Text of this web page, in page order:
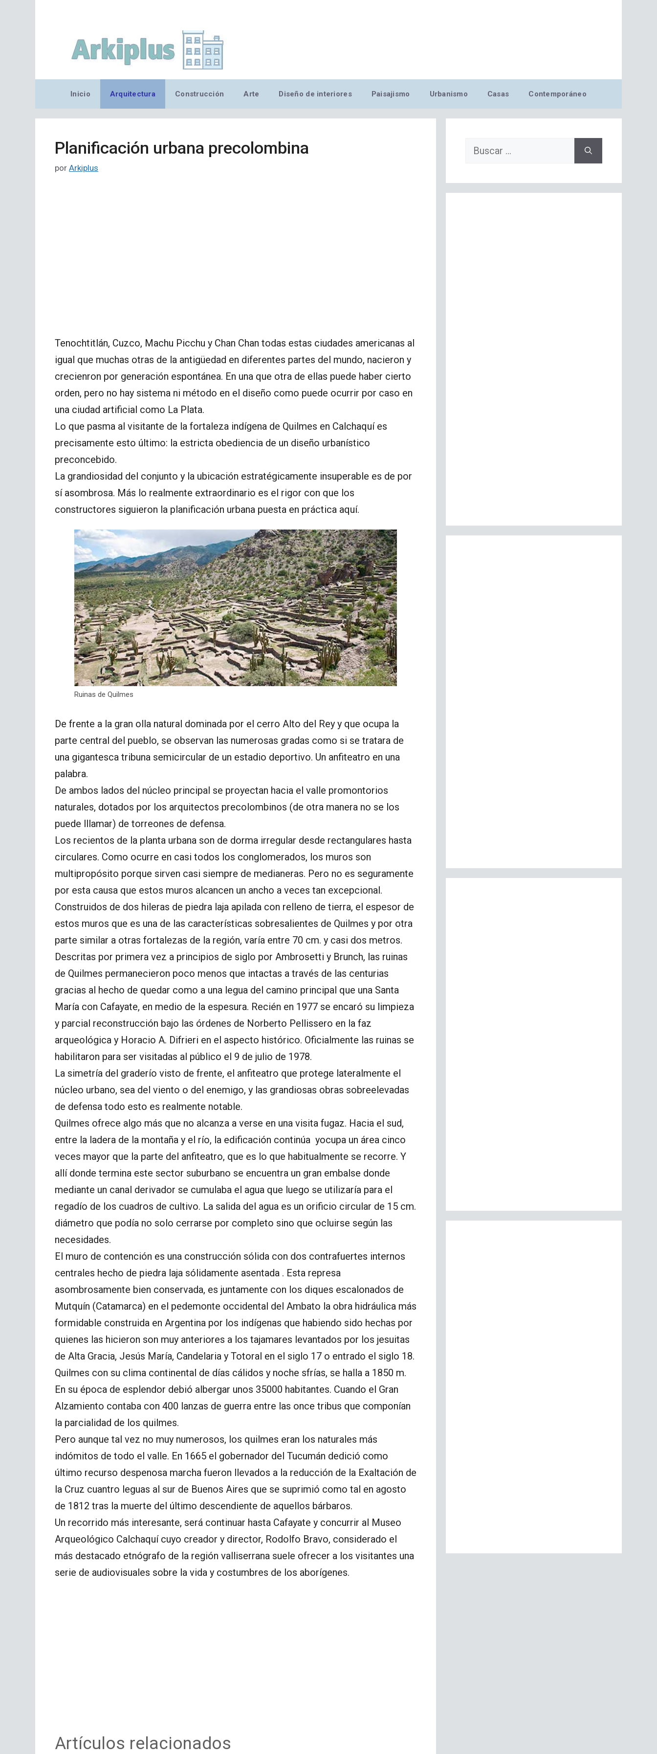
Inicio Arquitectura Construcción Arte Diseño de interiores Paisajismo Urbanismo Casas Contemporáneo
Planificación urbana precolombina
por Arkiplus
Tenochtitlán, Cuzco, Machu Picchu y Chan Chan todas estas ciudades americanas al
igual que muchas otras de la antigüedad en diferentes partes del mundo, nacieron y
crecienron por generación espontánea. En una que otra de ellas puede haber cierto
orden, pero no hay sistema ni método en el diseño como puede ocurrir por caso en
una ciudad artificial como La Plata.
Lo que pasma al visitante de la fortaleza indígena de Quilmes en Calchaquí es
precisamente esto último: la estricta obediencia de un diseño urbanístico
preconcebido.
La grandiosidad del conjunto y la ubicación estratégicamente insuperable es de por
sí asombrosa. Más lo realmente extraordinario es el rigor con que los
constructores siguieron la planificación urbana puesta en práctica aquí.
Ruinas de Quilmes
De frente a la gran olla natural dominada por el cerro Alto del Rey y que ocupa la
parte central del pueblo, se observan las numerosas gradas como si se tratara de
una gigantesca tribuna semicircular de un estadio deportivo. Un anfiteatro en una
palabra.
De ambos lados del núcleo principal se proyectan hacia el valle promontorios
naturales, dotados por los arquitectos precolombinos (de otra manera no se los
puede lllamar) de torreones de defensa.
Los recientos de la planta urbana son de dorma irregular desde rectangulares hasta
circulares. Como ocurre en casi todos los conglomerados, los muros son
multipropósito porque sirven casi siempre de medianeras. Pero no es seguramente
por esta causa que estos muros alcancen un ancho a veces tan excepcional.
Construidos de dos hileras de piedra laja apilada con relleno de tierra, el espesor de
estos muros que es una de las características sobresalientes de Quilmes y por otra
parte similar a otras fortalezas de la región, varía entre 70 cm. y casi dos metros.
Descritas por primera vez a principios de siglo por Ambrosetti y Brunch, las ruinas
de Quilmes permanecieron poco menos que intactas a través de las centurias
gracias al hecho de quedar como a una legua del camino principal que una Santa
María con Cafayate, en medio de la espesura. Recién en 1977 se encaró su limpieza
y parcial reconstrucción bajo las órdenes de Norberto Pellissero en la faz
arqueológica y Horacio A. Difrieri en el aspecto histórico. Oficialmente las ruinas se
habilitaron para ser visitadas al público el 9 de julio de 1978.
La simetría del graderío visto de frente, el anfiteatro que protege lateralmente el
núcleo urbano, sea del viento o del enemigo, y las grandiosas obras sobreelevadas
de defensa todo esto es realmente notable.
Quilmes ofrece algo más que no alcanza a verse en una visita fugaz. Hacia el sud,
entre la ladera de la montaña y el río, la edificación continúa yocupa un área cinco
veces mayor que la parte del anfiteatro, que es lo que habitualmente se recorre. Y
allí donde termina este sector suburbano se encuentra un gran embalse donde
mediante un canal derivador se cumulaba el agua que luego se utilizaría para el
regadío de los cuadros de cultivo. La salida del agua es un orificio circular de 15 cm.
diámetro que podía no solo cerrarse por completo sino que ocluirse según las
necesidades.
El muro de contención es una construcción sólida con dos contrafuertes internos
centrales hecho de piedra laja sólidamente asentada . Esta represa
asombrosamente bien conservada, es juntamente con los diques escalonados de
Mutquín (Catamarca) en el pedemonte occidental del Ambato la obra hidráulica más
formidable construida en Argentina por los indígenas que habiendo sido hechas por
quienes las hicieron son muy anteriores a los tajamares levantados por los jesuitas
de Alta Gracia, Jesús María, Candelaria y Totoral en el siglo 17 o entrado el siglo 18.
Quilmes con su clima continental de días cálidos y noche sfrías, se halla a 1850 m.
En su época de esplendor debió albergar unos 35000 habitantes. Cuando el Gran
Alzamiento contaba con 400 lanzas de guerra entre las once tribus que componían
la parcialidad de los quilmes.
Pero aunque tal vez no muy numerosos, los quilmes eran los naturales más
indómitos de todo el valle. En 1665 el gobernador del Tucumán dedició como
último recurso despenosa marcha fueron llevados a la reducción de la Exaltación de
la Cruz cuantro leguas al sur de Buenos Aires que se suprimió como tal en agosto
de 1812 tras la muerte del último descendiente de aquellos bárbaros.
Un recorrido más interesante, será continuar hasta Cafayate y concurrir al Museo
Arqueológico Calchaquí cuyo creador y director, Rodolfo Bravo, considerado el
más destacado etnógrafo de la región valliserrana suele ofrecer a los visitantes una
serie de audiovisuales sobre la vida y costumbres de los aborígenes.
Artículos relacionados
Buscar: